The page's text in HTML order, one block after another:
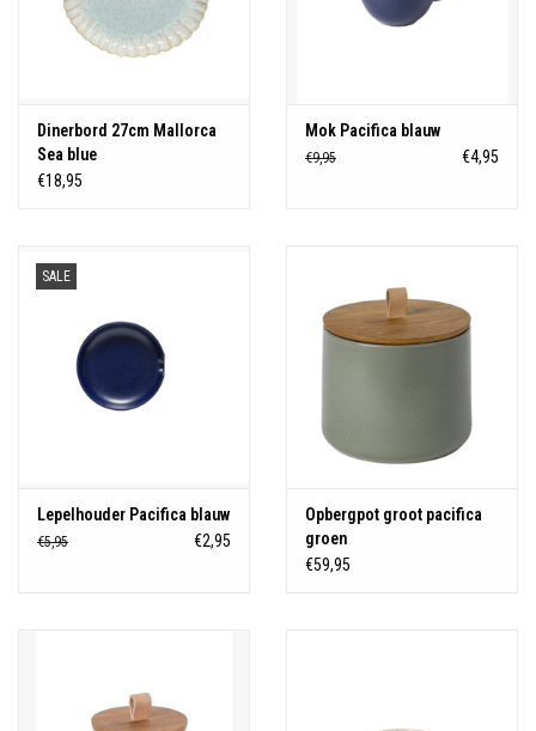
Dinerbord 27cm Mallorca
Sea blue
€18,95
Mok Pacifica blauw
€9,95 €4,95
SALE
Lepelhouder Pacifica blauw
€5,95 €2,95
Opbergpot groot pacifica
groen
€59,95